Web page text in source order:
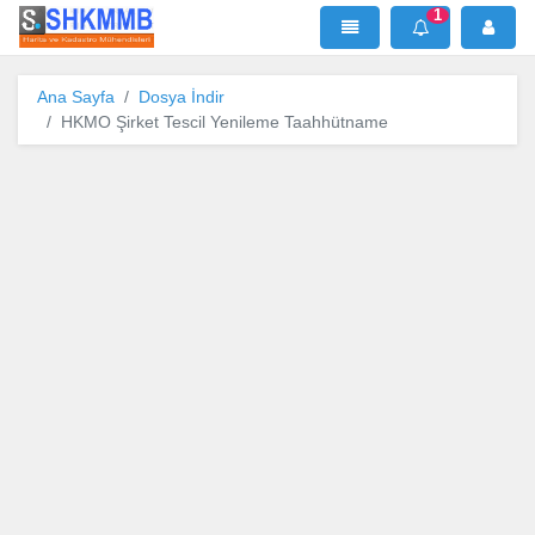
SHKMMB MenÜ Mesaj
1
Ana Sayfa
Dosya İndir
HKMO Şirket Tescil Yenileme Taahhütname